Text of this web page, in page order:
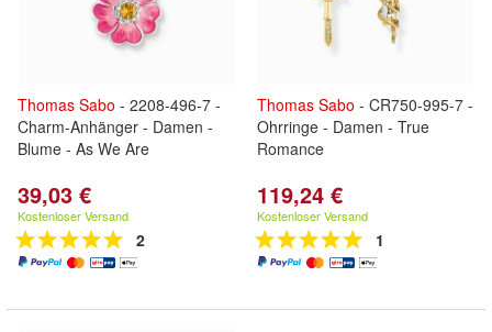
Thomas Sabo - 2208-496-7 -
Charm-Anhänger - Damen -
Blume - As We Are
39,03 €
Kostenloser Versand
2
Thomas Sabo - CR750-995-7 -
Ohrringe - Damen - True
Romance
119,24 €
Kostenloser Versand
1